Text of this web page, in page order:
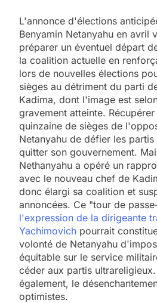
L'annonce d'élections
Benyamin Netanyahu en avril
préparer un éventuel départ
la coalition actuelle en
lors de nouvelles élections
sièges au détriment du parti
Kadima, dont l'image est
gravement atteinte.
quinzaine de sièges de
Netanyahu de défier les
quitter son gouvernement.
Nethanyahu a opéré un
avec le nouveau chef de
donc élargi sa coalition et
annoncées. Ce "tour de
l'expression de la dirigeante
Yachimovich pourrait
volonté de Netanyahu
équitable sur le service
céder aux partis
également, le
optimistes.